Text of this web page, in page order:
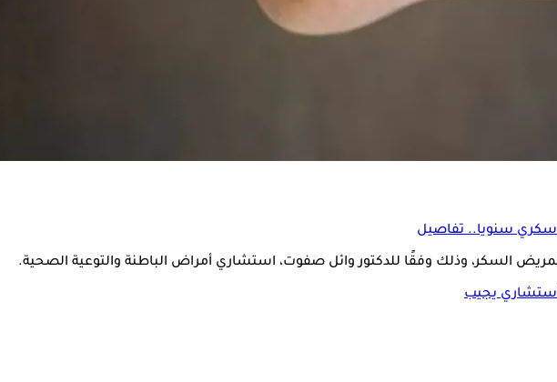
لمريض السكر، وذلك وفقًا للدكتور وائل صفوت، استشاري أمراض الباطنة والتوعية الصحية.
يجيب